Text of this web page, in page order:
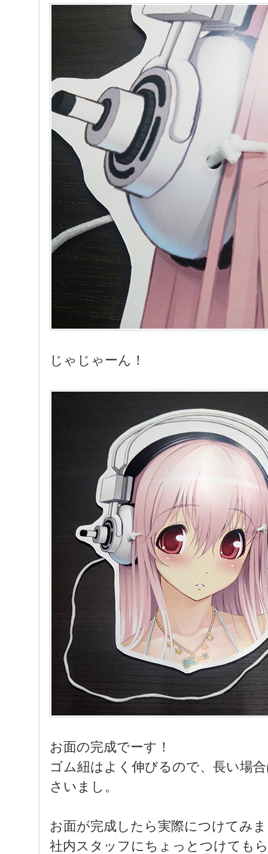
じゃじゃーん！
お面の完成でーす！
ゴム紐はよく伸びるので、長い場
さいまし。
お面が完成したら実際につけてみ
社内スタッフにちょっとつけても